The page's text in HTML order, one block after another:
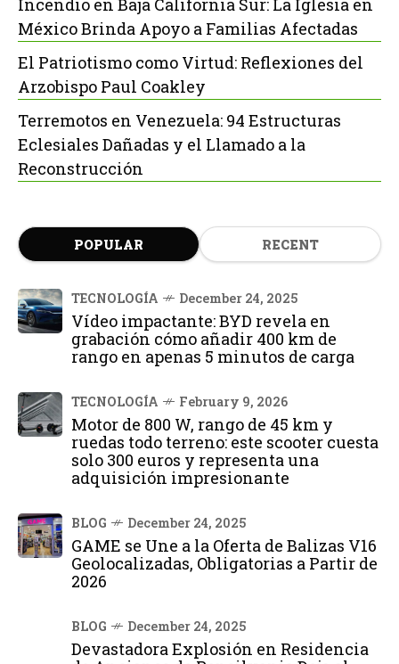
México Brinda Apoyo a Familias Afectadas
El Patriotismo como Virtud: Reflexiones del
Arzobispo Paul Coakley
Terremotos en Venezuela: 94 Estructuras
Eclesiales Dañadas y el Llamado a la
Reconstrucción
POPULAR RECENT
TECNOLOGÍA December 24, 2025
Vídeo impactante: BYD revela en
grabación cómo añadir 400 km de
rango en apenas 5 minutos de carga
TECNOLOGÍA February 9, 2026
Motor de 800 W, rango de 45 km y
ruedas todo terreno: este scooter cuesta
solo 300 euros y representa una
adquisición impresionante
BLOG December 24, 2025
GAME se Une a la Oferta de Balizas V16
Geolocalizadas, Obligatorias a Partir de
2026
BLOG December 24, 2025
Devastadora Explosión en Residencia